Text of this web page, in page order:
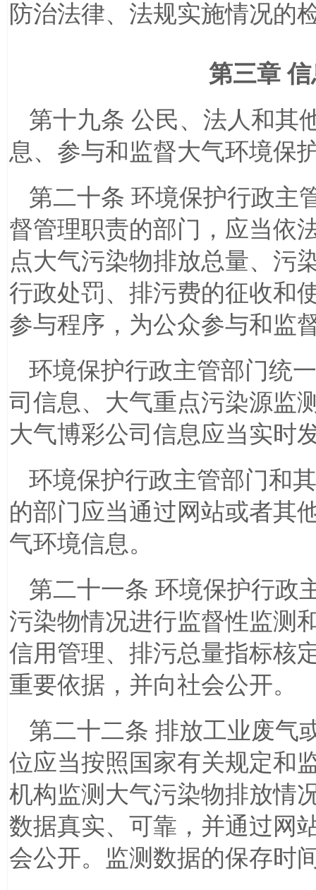
防治法律、法规实施情况的
第三章
第十九条 公民、法人和其
息、参与和监督大气环境保
第二十条 环境保护行政主
督管理职责的部门，应当依
点大气污染物排放总量、污
行政处罚、排污费的征收和
参与程序，为公众参与和监
环境保护行政主管部门统
司信息、大气重点污染源监
大气博彩公司信息应当实时
环境保护行政主管部门和
的部门应当通过网站或者其
气环境信息。
第二十一条 环境保护行政
污染物情况进行监督性监测
信用管理、排污总量指标核
重要依据，并向社会公开。
第二十二条 排放工业废气
位应当按照国家有关规定和
机构监测大气污染物排放情
数据真实、可靠，并通过网
会公开。监测数据的保存时